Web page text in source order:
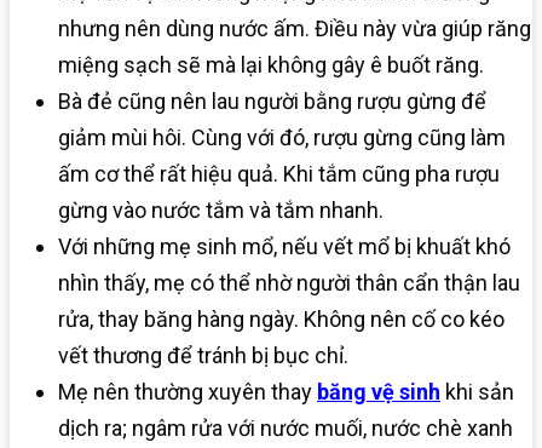
nhưng nên dùng nước ấm. Điều này vừa giúp răng
miệng sạch sẽ mà lại không gây ê buốt răng.
Bà đẻ cũng nên lau người bằng rượu gừng để
giảm mùi hôi. Cùng với đó, rượu gừng cũng làm
ấm cơ thể rất hiệu quả. Khi tắm cũng pha rượu
gừng vào nước tắm và tắm nhanh.
Với những mẹ sinh mổ, nếu vết mổ bị khuất khó
nhìn thấy, mẹ có thể nhờ người thân cẩn thận lau
rửa, thay băng hàng ngày. Không nên cố co kéo
vết thương để tránh bị bục chỉ.
Mẹ nên thường xuyên thay băng vệ sinh khi sản
dịch ra; ngâm rửa với nước muối, nước chè xanh